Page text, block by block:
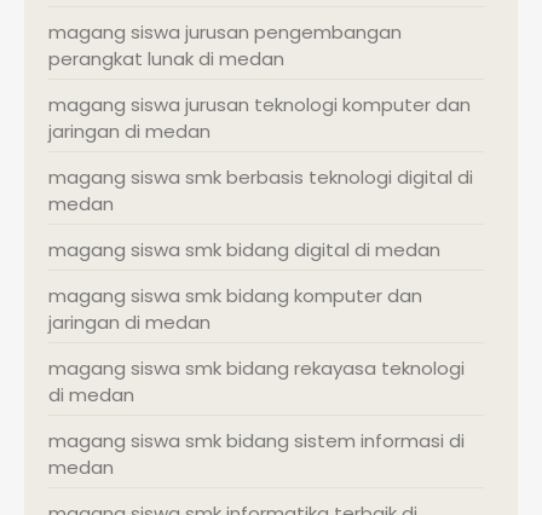
magang siswa jurusan pengembangan
perangkat lunak di medan
magang siswa jurusan teknologi komputer dan
jaringan di medan
magang siswa smk berbasis teknologi digital di
medan
magang siswa smk bidang digital di medan
magang siswa smk bidang komputer dan
jaringan di medan
magang siswa smk bidang rekayasa teknologi
di medan
magang siswa smk bidang sistem informasi di
medan